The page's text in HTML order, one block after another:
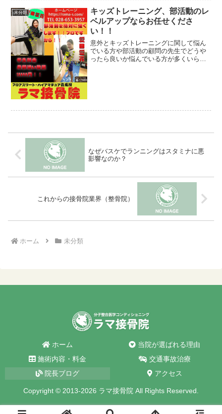
す。もっと言うと皆さんが...
未分類
キッズトレーニング、部活動のレ
ベルアップならお任せくださ
い！！
意外とキッズトレーニングに関して悩ん
でいる方や部活動の顧問の先生でどうや
ったら良いか悩んでいる方が多くいらっ
なぜバスケでランニングはスタミナに悪
影響なのか？
これからの接骨院業界（整骨院）
ホーム 未分類
ホーム
当院が選ばれる理由
施術内容・料金
交通事故治療
院長ブログ
アクセス
Copyright © 2013-2026 ラマ接骨院 All Rights Reserved.